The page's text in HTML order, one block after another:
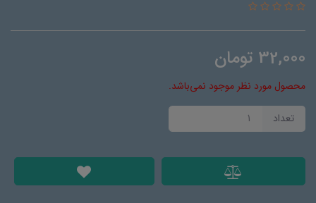
32,000 تومان
محصول مورد نظر موجود نمی‌باشد.
تعداد